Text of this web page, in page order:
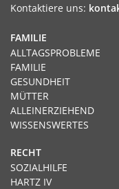
Kontaktiere uns:
FAMILIE
ALLTAGSPROBLEME
FAMILIE
GESUNDHEIT
MÜTTER
ALLEINERZIEHEND
WISSENSWERTES
RECHT
SOZIALHILFE
HARTZ IV